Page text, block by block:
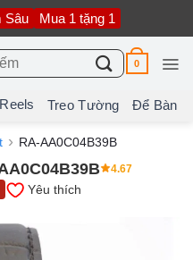
Sâu Mua 1 tặng 1
0
Reels Treo Tường Để Bàn
RA-AA0C04B39B
4.67
Yêu thích